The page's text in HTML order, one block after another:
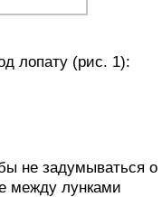
лопату (рис. 1):
не задумываться о
между лунками